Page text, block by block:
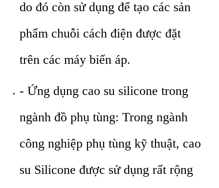
do đó còn sử dụng để tạo các sản
phẩm chuỗi cách điện được đặt
trên các máy biến áp.
- Ứng dụng cao su silicone trong
ngành đồ phụ tùng: Trong ngành
công nghiệp phụ tùng kỹ thuật, cao
su Silicone được sử dụng rất rộng